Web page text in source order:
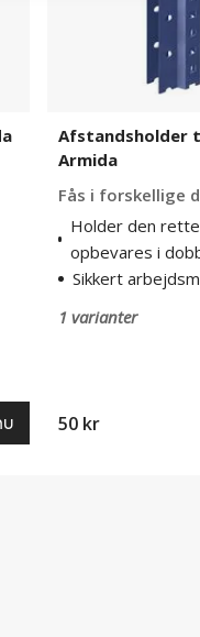
Afstandsholder
Armida
Fås i forskellige
Holder den
opbevares i
Sikkert
1 varianter
50 kr